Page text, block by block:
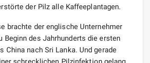
der Pilz alle Kaffeeplantagen.
brachte der englische Unternehmer
Beginn des Jahrhunderts die ersten
China nach Sri Lanka. Und gerade